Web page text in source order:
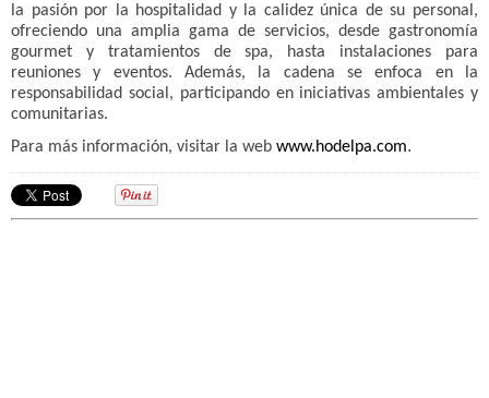
la pasión por la hospitalidad y la calidez única de su personal,
ofreciendo una amplia gama de servicios, desde gastronomía
gourmet y tratamientos de spa, hasta instalaciones para
reuniones y eventos. Además, la cadena se enfoca en la
responsabilidad social, participando en iniciativas ambientales y
comunitarias.
Para más información, visitar la web www.hodelpa.com.